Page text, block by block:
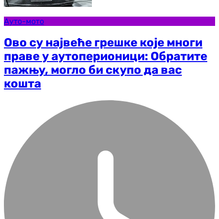
Ауто-мото
Ово су највеће грешке које многи
праве у аутоперионици: Обратите
пажњу, могло би скупо да вас
кошта